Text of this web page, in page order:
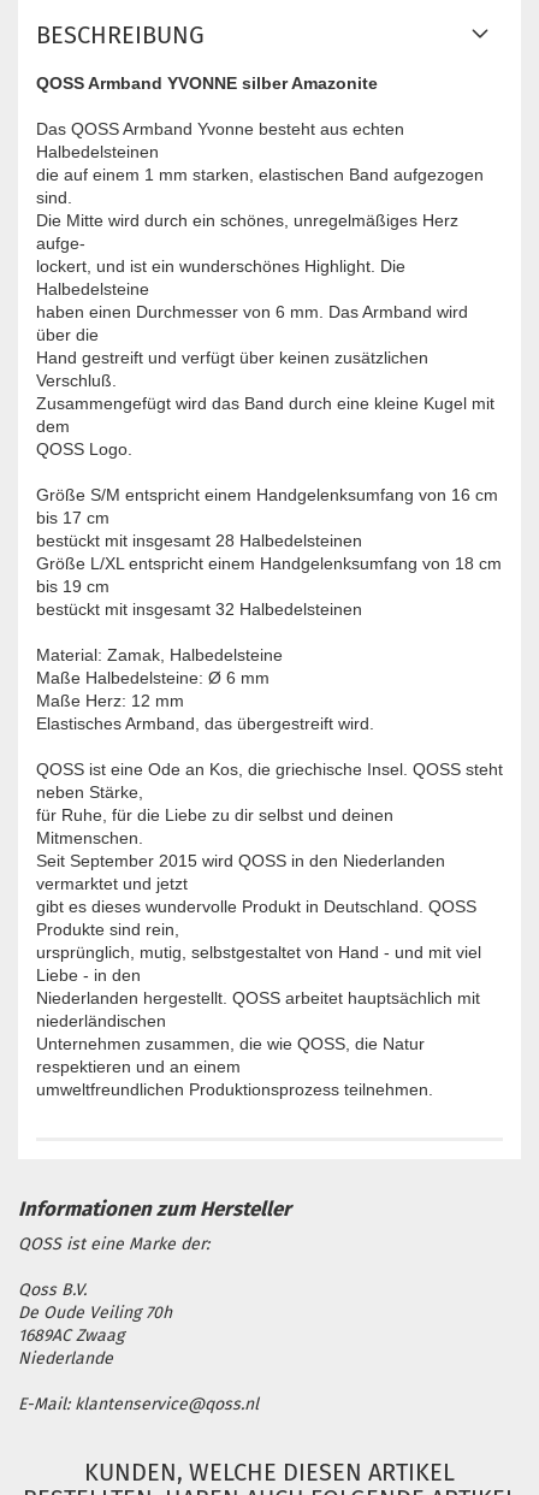
BESCHREIBUNG
QOSS Armband YVONNE silber Amazonite
Das QOSS Armband Yvonne besteht aus echten
Halbedelsteinen
die auf einem 1 mm starken, elastischen Band aufgezogen
sind.
Die Mitte wird durch ein schönes, unregelmäßiges Herz
aufge-
lockert, und ist ein wunderschönes Highlight. Die
Halbedelsteine
haben einen Durchmesser von 6 mm. Das Armband wird
über die
Hand gestreift und verfügt über keinen zusätzlichen
Verschluß.
Zusammengefügt wird das Band durch eine kleine Kugel mit
dem
QOSS Logo.
Größe S/M entspricht einem Handgelenksumfang von 16 cm
bis 17 cm
bestückt mit insgesamt 28 Halbedelsteinen
Größe L/XL entspricht einem Handgelenksumfang von 18 cm
bis 19 cm
bestückt mit insgesamt 32 Halbedelsteinen
Material: Zamak, Halbedelsteine
Maße Halbedelsteine: Ø 6 mm
Maße Herz: 12 mm
Elastisches Armband, das übergestreift wird.
QOSS ist eine Ode an Kos, die griechische Insel. QOSS steht
neben Stärke,
für Ruhe, für die Liebe zu dir selbst und deinen
Mitmenschen.
Seit September 2015 wird QOSS in den Niederlanden
vermarktet und jetzt
gibt es dieses wundervolle Produkt in Deutschland. QOSS
Produkte sind rein,
ursprünglich, mutig, selbstgestaltet von Hand - und mit viel
Liebe - in den
Niederlanden hergestellt. QOSS arbeitet hauptsächlich mit
niederländischen
Unternehmen zusammen, die wie QOSS, die Natur
respektieren und an einem
umweltfreundlichen Produktionsprozess teilnehmen.
QOSS ist eine Marke der:
Qoss B.V.
De Oude Veiling 70h
1689AC Zwaag
Niederlande
E-Mail: klantenservice@qoss.nl
KUNDEN, WELCHE DIESEN ARTIKEL